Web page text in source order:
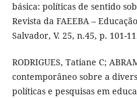
básica: políticas de sentido
Revista da FAEEBA –
Salvador, V. 25, n.45, p. 101-
RODRIGUES, Tatiane C;
contemporâneo sobre a
políticas e pesquisas em